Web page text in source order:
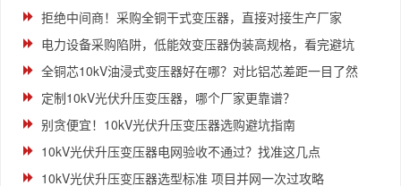
拒绝中间商！采购全铜干式变压器，直接对接生产厂家
电力设备采购陷阱，低能效变压器伪装高规格，看完避坑
全铜芯10kV油浸式变压器好在哪？对比铝芯差距一目了然
定制10kV光伏升压变压器，哪个厂家更靠谱？
别贪便宜！10kV光伏升压变压器选购避坑指南
10kV光伏升压变压器电网验收不通过？找准这几点
10kV光伏升压变压器选型标准 项目并网一次过攻略